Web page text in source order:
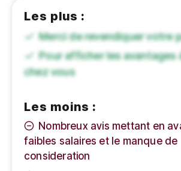
Les plus :
Merci de revendiquer votre
Pour afficher les avantages
chez vous
Les moins :
Nombreux avis mettant en
faibles salaires et le manque de
consideration